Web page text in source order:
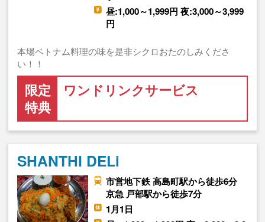
昼:1,000～1,999円 夜:3,000～3,999
円
本場ベトナム料理の味を是非シクロおたのしみくださ
い！！
限定
特典
ワンドリンクサービス
SHANTHI DELi
市営地下鉄 高島町駅から徒歩6分
京急 戸部駅から徒歩7分
1月1日